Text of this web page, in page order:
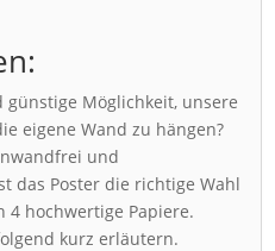
Möglichkeit, unsere
eigene Wand zu hängen?
und
das Poster die richtige Wahl
4 hochwertige Papiere.
kurz erläutern.